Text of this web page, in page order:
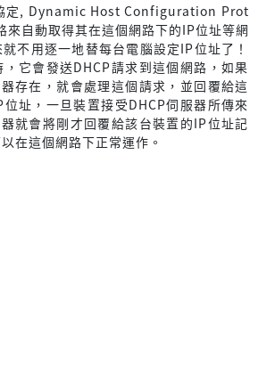
定, Dynamic Host Configuration Prot
自動取得其在這個網路下的IP位址等網
不用逐一地替每台電腦設定IP位址了！
它會發送DHCP請求到這個網路，如果
存在，就會處理這個請求，並回覆給這
址，一旦裝置接受DHCP伺服器所傳來
就會將剛才回覆給該台裝置的IP位址記
在這個網路下正常運作。